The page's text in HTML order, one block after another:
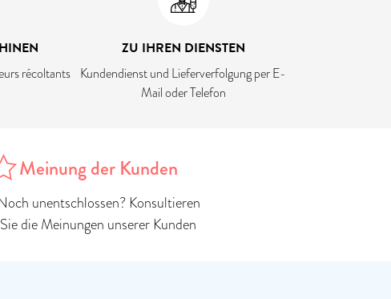
récoltants
ZU IHREN DIENSTEN
Kundendienst und Lieferverfolgung per E-
Mail oder Telefon
Meinung der Kunden
unentschlossen? Konsultieren
Sie die Meinungen unserer Kunden